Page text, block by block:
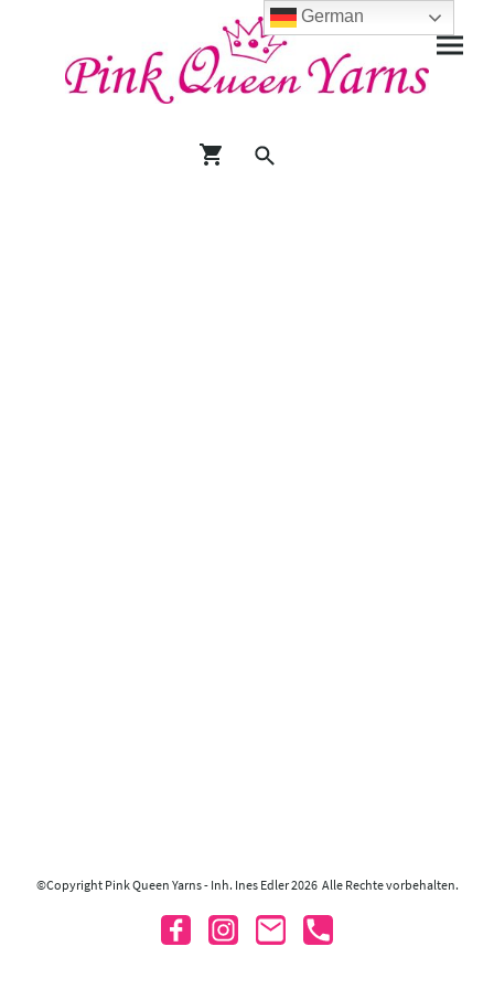
©Copyright Pink Queen Yarns - Inh. Ines Edler 2026 Alle Rechte vorbehalten.
German